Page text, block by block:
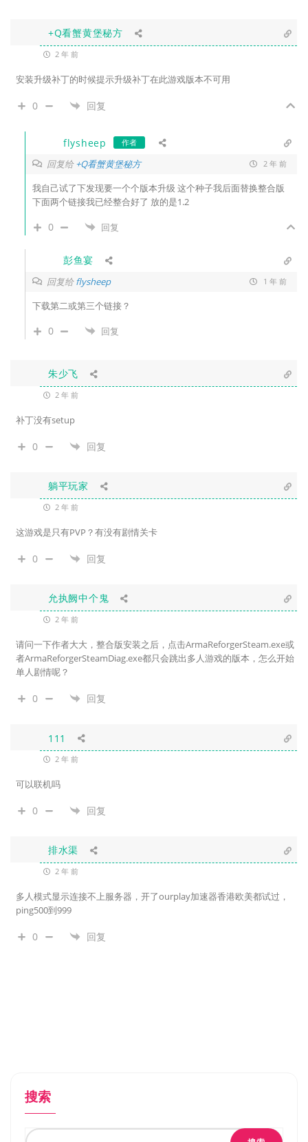
+Q看蟹黄堡秘方
2 年 前
安装升级补丁的时候提示升级补丁在此游戏版本不可用
0 回复
flysheep 作者
回复给+Q看蟹黄堡秘方 2 年 前
我自己试了下发现要一个个版本升级 这个种子我后面替换整合版
下面两个链接我已经整合好了 放的是1.2
0 回复
彭鱼宴
回复给flysheep 1 年 前
下载第二或第三个链接？
0 回复
朱少飞
2 年 前
补丁没有setup
0 回复
躺平玩家
2 年 前
这游戏是只有PVP？有没有剧情关卡
0 回复
允执阙中个鬼
2 年 前
请问一下作者大大，整合版安装之后，点击ArmaReforgerSteam.exe或
者ArmaReforgerSteamDiag.exe都只会跳出多人游戏的版本，怎么开始
单人剧情呢？
0 回复
111
2 年 前
可以联机吗
0 回复
排水渠
2 年 前
多人模式显示连接不上服务器，开了ourplay加速器香港欧美都试过，
ping500到999
0 回复
搜索